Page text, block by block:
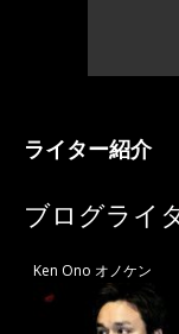
ライター紹介
ブログライ
Ken Ono オノケン